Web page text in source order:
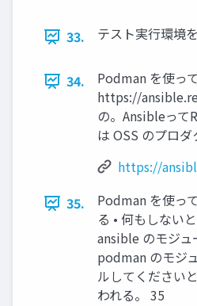
33. テスト実行環境
34.
Podman を使っ
https://
の。Ansibleっ
は OSS のプロ
https://
35.
Podman を使っ
る • 何もしない
ansible のモジュ
podman のモジ
ルしてください
われる。 35